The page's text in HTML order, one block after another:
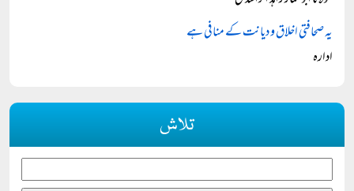
یہ صحافتی اخلاق و دیانت کے منافی ہے
ادارہ
تلاش